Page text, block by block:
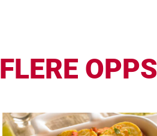
FLERE